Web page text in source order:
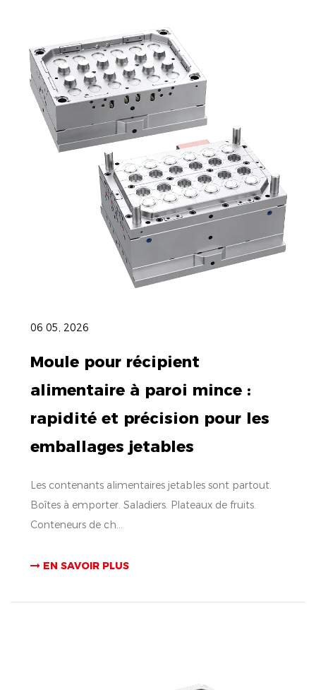
06 05, 2026
Moule pour récipient
alimentaire à paroi mince :
rapidité et précision pour les
emballages jetables
Les contenants alimentaires jetables sont partout.
Boîtes à emporter. Saladiers. Plateaux de fruits.
Conteneurs de ch...
EN SAVOIR PLUS